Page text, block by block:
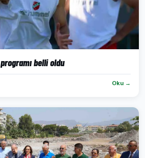
belli oldu
Oku →